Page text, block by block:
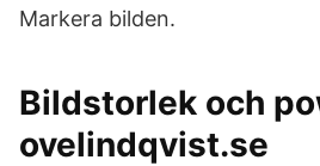
Markera bilden.
Bildstorlek och
ovelindqvist.se